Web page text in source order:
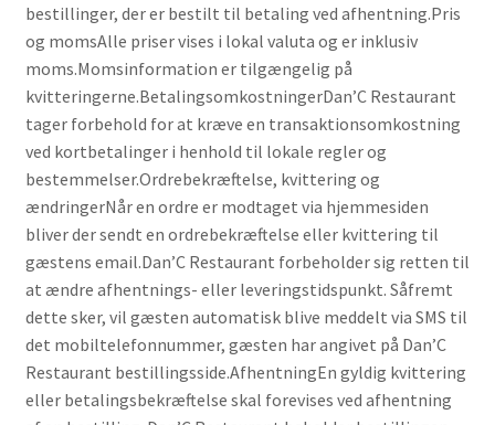
bestillinger, der er bestilt til betaling ved afhentning.Pris
og momsAlle priser vises i lokal valuta og er inklusiv
moms.Momsinformation er tilgængelig på
kvitteringerne.BetalingsomkostningerDan’C Restaurant
tager forbehold for at kræve en transaktionsomkostning
ved kortbetalinger i henhold til lokale regler og
bestemmelser.Ordrebekræftelse, kvittering og
ændringerNår en ordre er modtaget via hjemmesiden
bliver der sendt en ordrebekræftelse eller kvittering til
gæstens email.Dan’C Restaurant forbeholder sig retten til
at ændre afhentnings- eller leveringstidspunkt. Såfremt
dette sker, vil gæsten automatisk blive meddelt via SMS til
det mobiltelefonnummer, gæsten har angivet på Dan’C
Restaurant bestillingsside.AfhentningEn gyldig kvittering
eller betalingsbekræftelse skal forevises ved afhentning